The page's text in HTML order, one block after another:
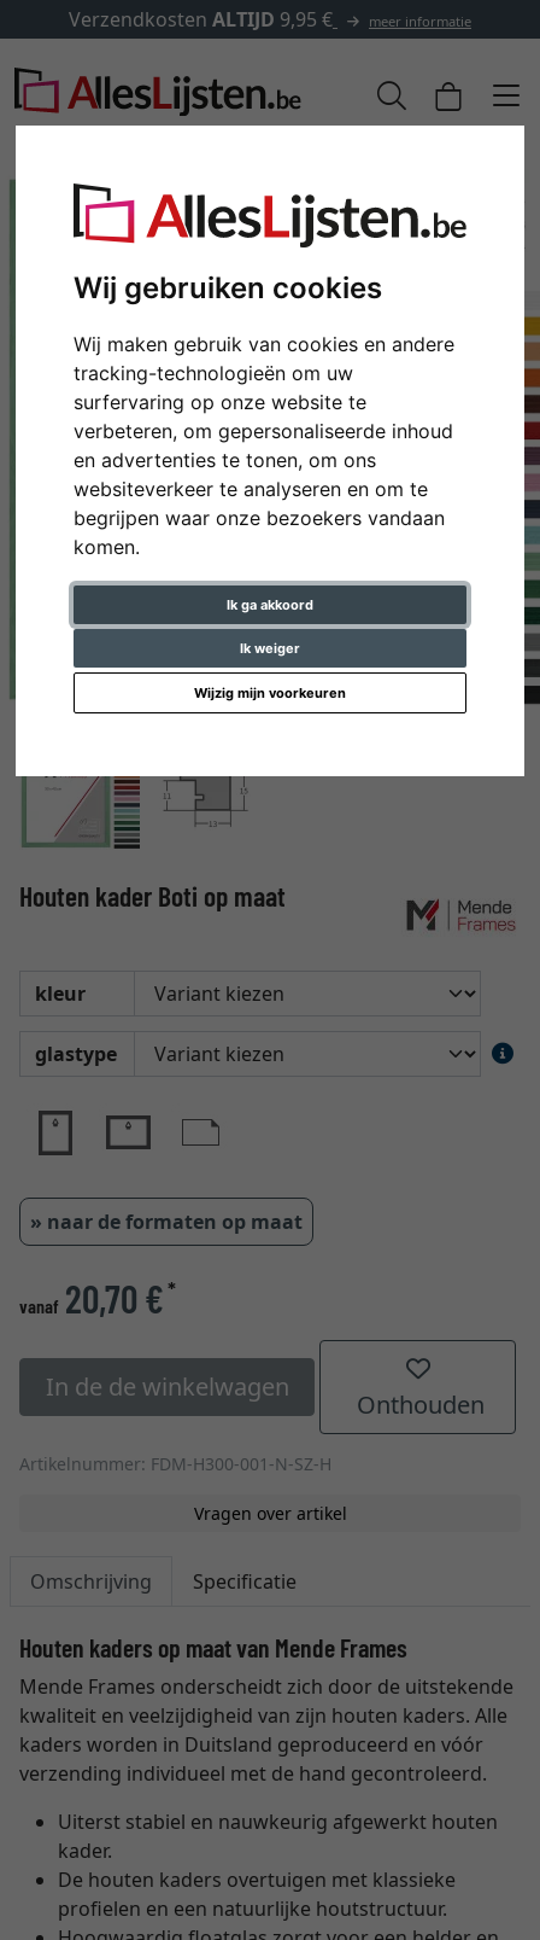
Wij gebruiken cookies
Wij maken gebruik van cookies en andere
tracking-technologieën om uw
surfervaring op onze website te
verbeteren, om gepersonaliseerde inhoud
en advertenties te tonen, om ons
websiteverkeer te analyseren en om te
begrijpen waar onze bezoekers vandaan
komen.
Ik ga akkoord
Ik weiger
Wijzig mijn voorkeuren
Verzendkosten ALTIJD 9,95 € meer informatie
Terug
Houten kader Boti op maat
kleur
glastype
» naar de formaten op maat
vanaf 20,70 €*
In de de winkelwagen
Onthouden
Artikelnummer: FDM-H300-001-N-SZ-H
Vragen over artikel
Omschrijving Specificatie
Houten kaders op maat van Mende Frames
Mende Frames onderscheidt zich door de uitstekende
kwaliteit en veelzijdigheid van zijn houten kaders. Alle
kaders worden in Duitsland geproduceerd en vóór
verzending individueel met de hand gecontroleerd.
Uiterst stabiel en nauwkeurig afgewerkt houten
kader.
De houten kaders overtuigen met klassieke
profielen en een natuurlijke houtstructuur.